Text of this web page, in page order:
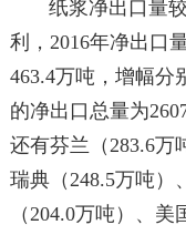
纸浆净出口量
利，2016年净出口
463.4万吨，增幅分
的净出口总量为
还有芬兰（283.6万
瑞典（248.5万吨）
（204.0万吨）、